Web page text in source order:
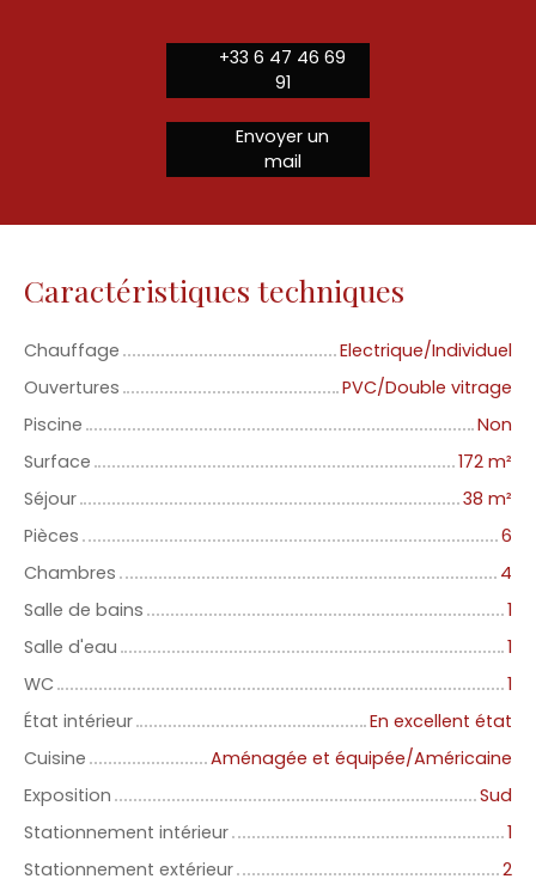
+33 6 47 46 69
91
Envoyer un
mail
Caractéristiques techniques
Chauffage
Electrique/Individuel
Ouvertures
PVC/Double vitrage
Piscine
Non
Surface
172 m²
Séjour
38 m²
Pièces
6
Chambres
4
Salle de bains
1
Salle d'eau
1
WC
1
État intérieur
En excellent état
Cuisine
Aménagée et équipée/Américaine
Exposition
Sud
Stationnement intérieur
1
Stationnement extérieur
2